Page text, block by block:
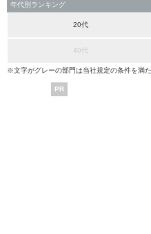
年代別ランキング
20代
40代
※文字がグレーの部門は当社規定の条件を満
PR